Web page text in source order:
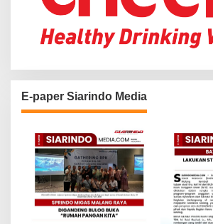
E-paper Siarindo Media